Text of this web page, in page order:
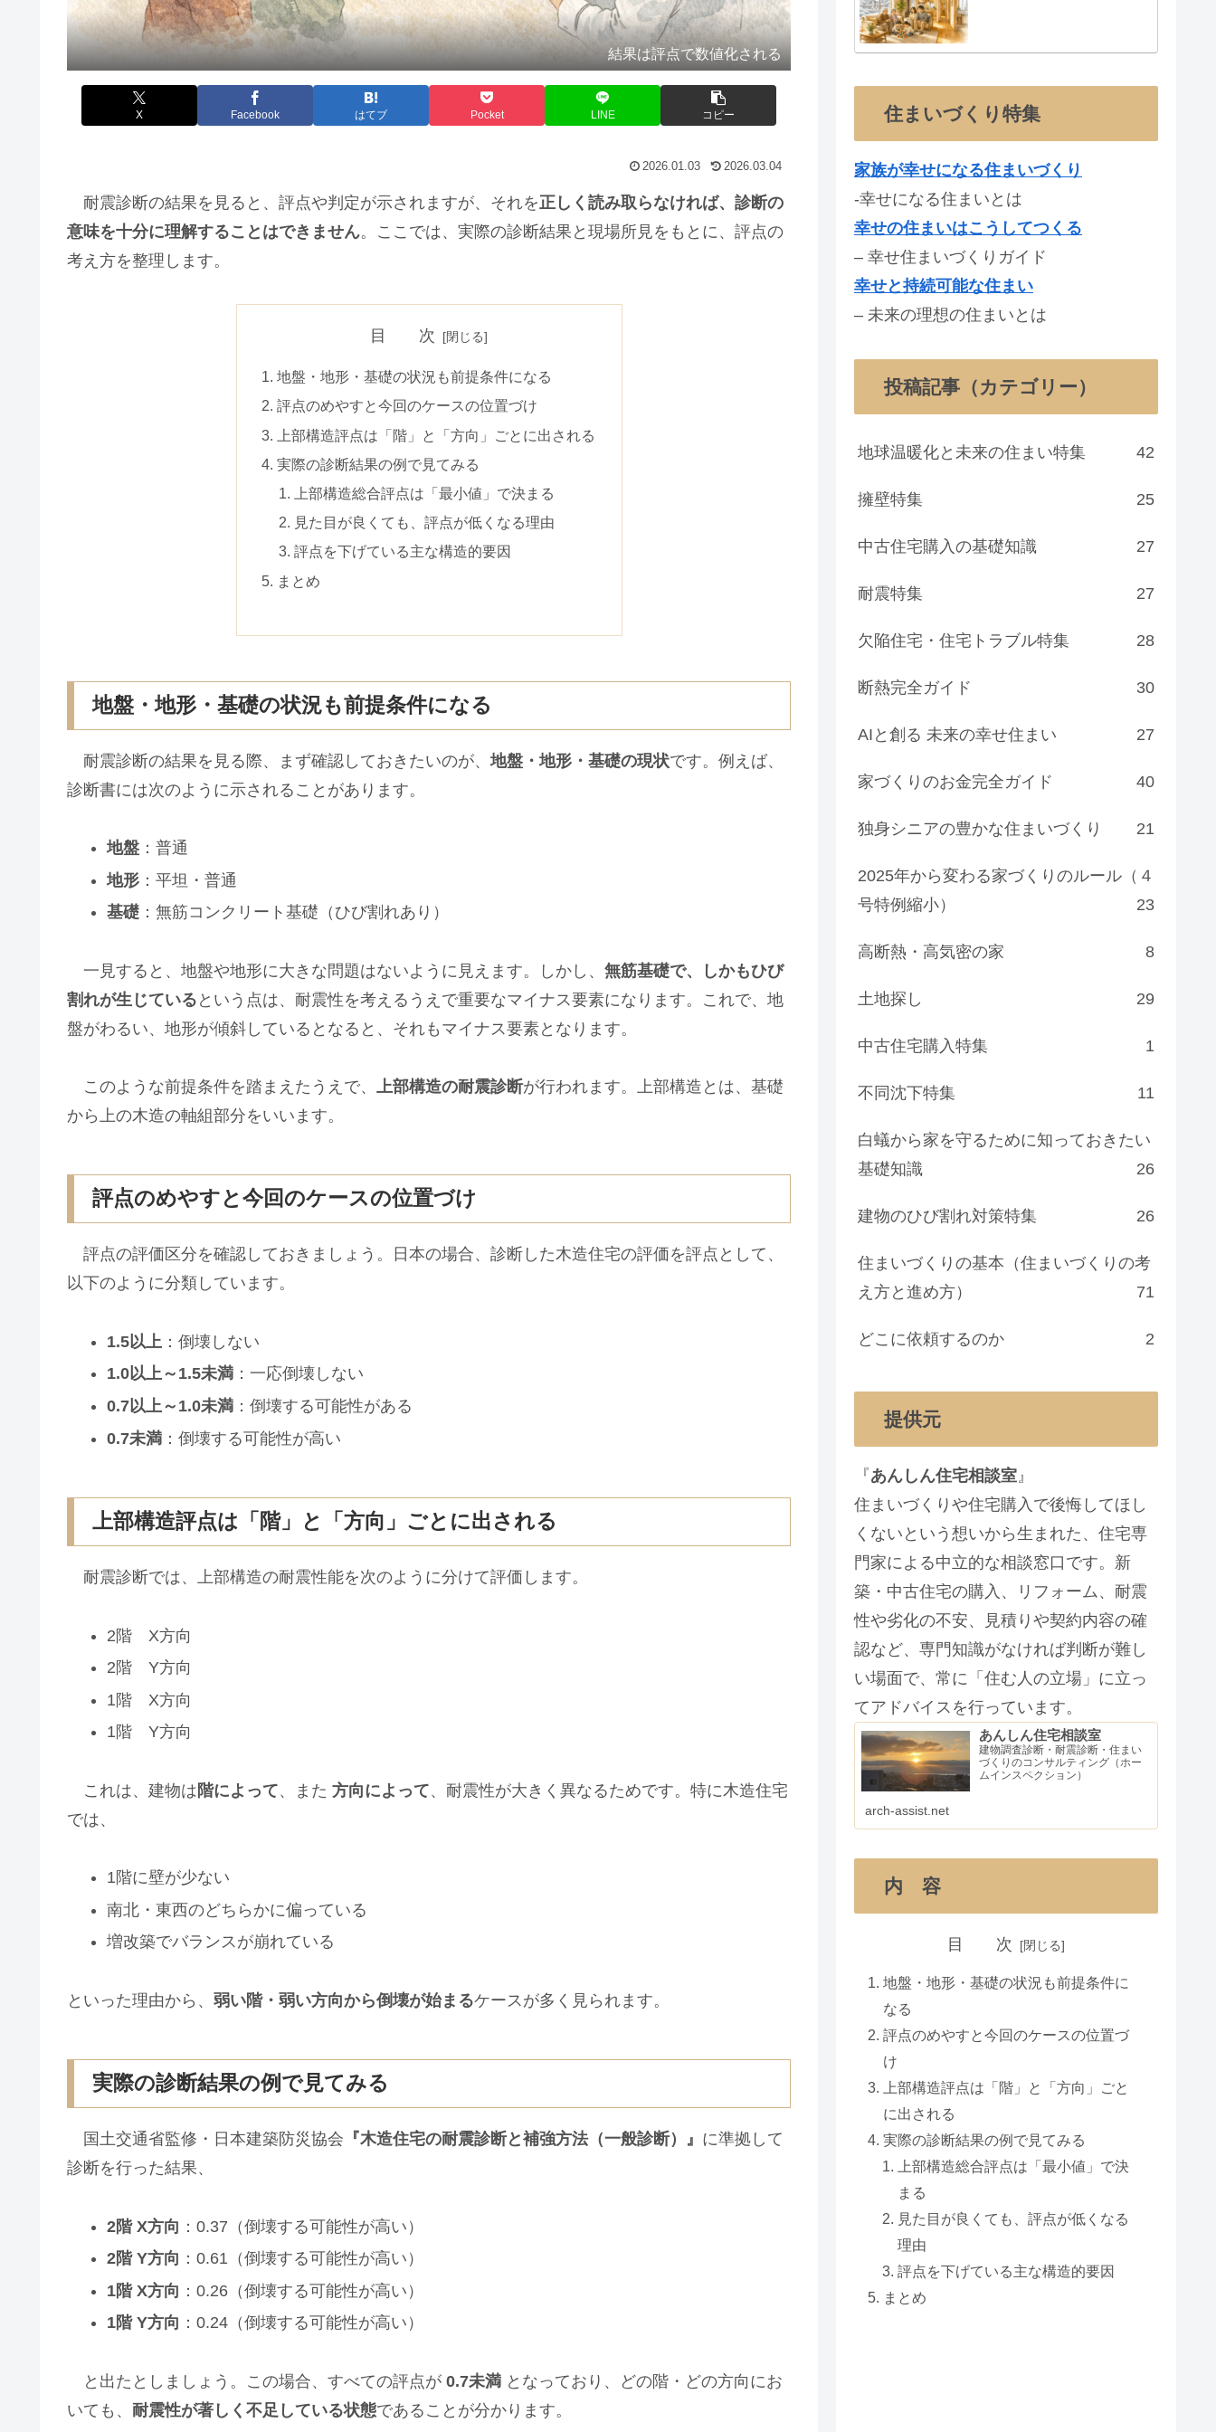
結果は評点で数値化される
X Facebook はてブ Pocket LINE コピー
2026.01.03 2026.03.04
耐震診断の結果を見ると、評点や判定が示されますが、それを正しく読み取らなければ、診断の
意味を十分に理解することはできません。ここでは、実際の診断結果と現場所見をもとに、評点の
考え方を整理します。
目 次
地盤・地形・基礎の状況も前提条件になる
評点のめやすと今回のケースの位置づけ
上部構造評点は「階」と「方向」ごとに出される
実際の診断結果の例で見てみる
上部構造総合評点は「最小値」で決まる
見た目が良くても、評点が低くなる理由
評点を下げている主な構造的要因
まとめ
地盤・地形・基礎の状況も前提条件になる
耐震診断の結果を見る際、まず確認しておきたいのが、 地盤・地形・基礎の現状です。例えば、
診断書には次のように示されることがあります。
地盤：普通
地形：平坦・普通
基礎：無筋コンクリート基礎（ひび割れあり）
一見すると、地盤や地形に大きな問題はないように見えます。しかし、 無筋基礎で、しかもひび
割れが生じている という点は、耐震性を考えるうえで重要なマイナス要素になります。これで、地
盤がわるい、地形が傾斜しているとなると、それもマイナス要素となります。
このような前提条件を踏まえたうえで、 上部構造の耐震診断が行われます。上部構造とは、基礎
から上の木造の軸組部分をいいます。
評点のめやすと今回のケースの位置づけ
評点の評価区分を確認しておきましょう。日本の場合、診断した木造住宅の評価を評点として、
以下のように分類しています。
1.5以上 ：倒壊しない
1.0以上～1.5未満：一応倒壊しない
0.7以上～1.0未満：倒壊する可能性がある
0.7未満：倒壊する可能性が高い
上部構造評点は「階」と「方向」ごとに出される
耐震診断では、上部構造の耐震性能を次のように分けて評価します。
2階 X方向
2階 Y方向
1階 X方向
1階 Y方向
これは、建物は階によって、また 方向によって、耐震性が大きく異なるためです。特に木造住宅
では、
1階に壁が少ない
南北・東西のどちらかに偏っている
増改築でバランスが崩れている
といった理由から、 弱い階・弱い方向から倒壊が始まるケースが多く見られます。
実際の診断結果の例で見てみる
国土交通省監修・日本建築防災協会 『木造住宅の耐震診断と補強方法（一般診断）』 に準拠して
診断を行った結果、
2階 X方向 ：0.37（倒壊する可能性が高い）
2階 Y方向 ：0.61（倒壊する可能性が高い）
1階 X方向 ：0.26（倒壊する可能性が高い）
1階 Y方向 ：0.24（倒壊する可能性が高い）
と出たとしましょう。この場合、すべての評点が 0.7未満 となっており、どの階・どの方向にお
いても、 耐震性が著しく不足している状態であることが分かります。
住まいづくり特集
家族が幸せになる住まいづくり
-幸せになる住まいとは
幸せの住まいはこうしてつくる
– 幸せ住まいづくりガイド
幸せと持続可能な住まい
– 未来の理想の住まいとは
投稿記事（カテゴリー）
地球温暖化と未来の住まい特集 42
擁壁特集 25
中古住宅購入の基礎知識 27
耐震特集 27
欠陥住宅・住宅トラブル特集 28
断熱完全ガイド 30
AIと創る 未来の幸せ住まい 27
家づくりのお金完全ガイド 40
独身シニアの豊かな住まいづくり 21
2025年から変わる家づくりのルール（４
号特例縮小）
23
高断熱・高気密の家 8
土地探し 29
中古住宅購入特集 1
不同沈下特集 11
白蟻から家を守るために知っておきたい
基礎知識
26
建物のひび割れ対策特集 26
住まいづくりの基本（住まいづくりの考
え方と進め方）
71
どこに依頼するのか 2
提供元
『あんしん住宅相談室』
住まいづくりや住宅購入で後悔してほし
くないという想いから生まれた、住宅専
門家による中立的な相談窓口です。新
築・中古住宅の購入、リフォーム、耐震
性や劣化の不安、見積りや契約内容の確
認など、専門知識がなければ判断が難し
い場面で、常に「住む人の立場」に立っ
てアドバイスを行っています。
あんしん住宅相談室
建物調査診断・耐震診断・住まい
づくりのコンサルティング（ホー
ムインスペクション）
arch-assist.net
内 容
目 次
地盤・地形・基礎の状況も前提条件に
なる
評点のめやすと今回のケースの位置づ
け
上部構造評点は「階」と「方向」ごと
に出される
実際の診断結果の例で見てみる
上部構造総合評点は「最小値」で決
まる
見た目が良くても、評点が低くなる
理由
評点を下げている主な構造的要因
まとめ